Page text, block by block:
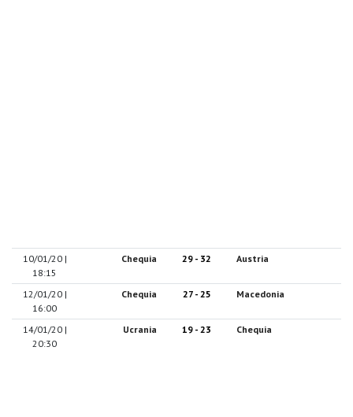
10/01/20 |
18:15
Chequia 29 - 32 Austria
12/01/20 |
16:00
Chequia 27 - 25 Macedonia
14/01/20 |
20:30
Ucrania 19 - 23 Chequia